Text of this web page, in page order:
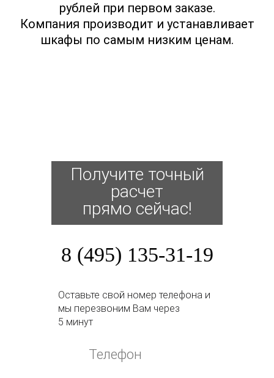
рублей при первом заказе.
Компания производит и устанавливает
шкафы по самым низким ценам.
Получите точный
расчет
прямо сейчас!
8 (495) 135-31-19
Оставьте свой номер телефона и
мы перезвоним Вам через
5 минут